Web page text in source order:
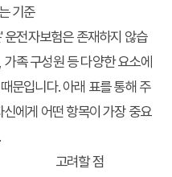
기준
전자보험은 존재하지 않습
족 구성원 등 다양한 요소에
문입니다. 아래 표를 통해 주
에게 어떤 항목이 가장 중요
고려할 점